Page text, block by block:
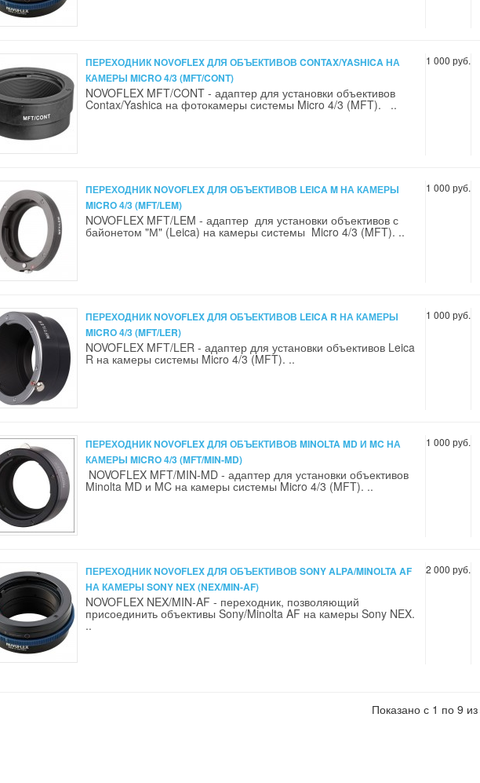
1 000 руб.
ПЕРЕХОДНИК NOVOFLEX ДЛЯ ОБЪЕКТИВОВ CONTAX/YASHICA НА
КАМЕРЫ MICRO 4/3 (MFT/CONT)
NOVOFLEX MFT/CONT - адаптер для установки объективов
Contax/Yashica на фотокамеры системы Micro 4/3 (MFT). ..
1 000 руб.
ПЕРЕХОДНИК NOVOFLEX ДЛЯ ОБЪЕКТИВОВ LEICA M НА КАМЕРЫ
MICRO 4/3 (MFT/LEM)
NOVOFLEX MFT/LEM - адаптер для установки объективов с
байонетом "М" (Leica) на камеры системы Micro 4/3 (MFT). ..
1 000 руб.
ПЕРЕХОДНИК NOVOFLEX ДЛЯ ОБЪЕКТИВОВ LEICA R НА КАМЕРЫ
MICRO 4/3 (MFT/LER)
NOVOFLEX MFT/LER - адаптер для установки объективов Leica
R на камеры системы Micro 4/3 (MFT). ..
1 000 руб.
ПЕРЕХОДНИК NOVOFLEX ДЛЯ ОБЪЕКТИВОВ MINOLTA MD И MC НА
КАМЕРЫ MICRO 4/3 (MFT/MIN-MD)
NOVOFLEX MFT/MIN-MD - адаптер для установки объективов
Minolta MD и MC на камеры системы Micro 4/3 (MFT). ..
2 000 руб.
ПЕРЕХОДНИК NOVOFLEX ДЛЯ ОБЪЕКТИВОВ SONY ALPA/MINOLTA AF
НА КАМЕРЫ SONY NEX (NEX/MIN-AF)
NOVOFLEX NEX/MIN-AF - переходник, позволяющий
присоединить объективы Sony/Minolta AF на камеры Sony NEX.
..
Показано с 1 по 9